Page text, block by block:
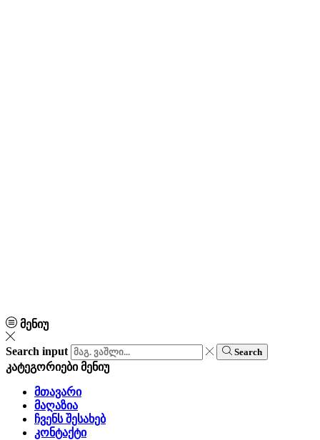
მენიუ
Search input Search
კატეგორიებიმენიუ
მთავარი
მაღაზია
ჩვენს შესახებ
კონტაქტი